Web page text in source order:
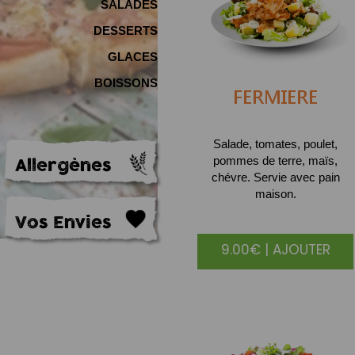
SALADES
DESSERTS
GLACES
BOISSONS
Allergènes
Vos Envies
FERMIERE
Salade, tomates, poulet,
pommes de terre, maïs,
chévre. Servie avec pain
maison.
9.00€ | AJOUTER